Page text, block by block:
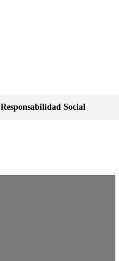
Responsabilidad Social